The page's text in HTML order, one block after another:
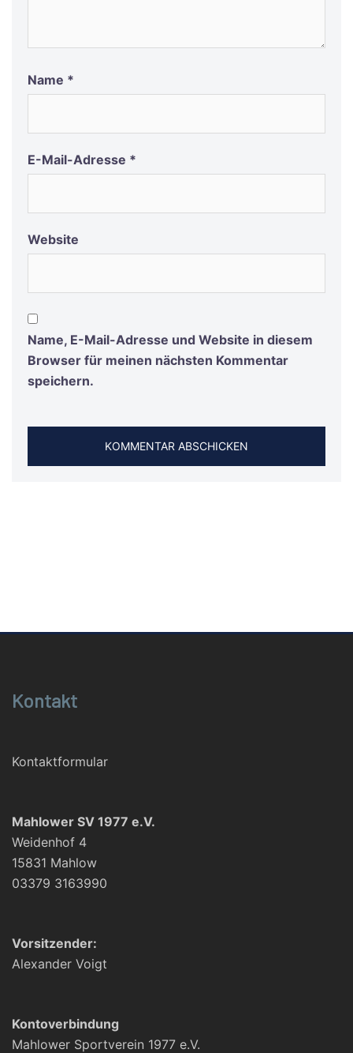
Name *
E-Mail-Adresse *
Website
Name, E-Mail-Adresse und Website in diesem
Browser für meinen nächsten Kommentar
speichern.
Kontakt
Kontaktformular
Mahlower SV 1977 e.V.
Weidenhof 4
15831 Mahlow
03379 3163990
Vorsitzender:
Alexander Voigt
Kontoverbindung
Mahlower Sportverein 1977 e.V.